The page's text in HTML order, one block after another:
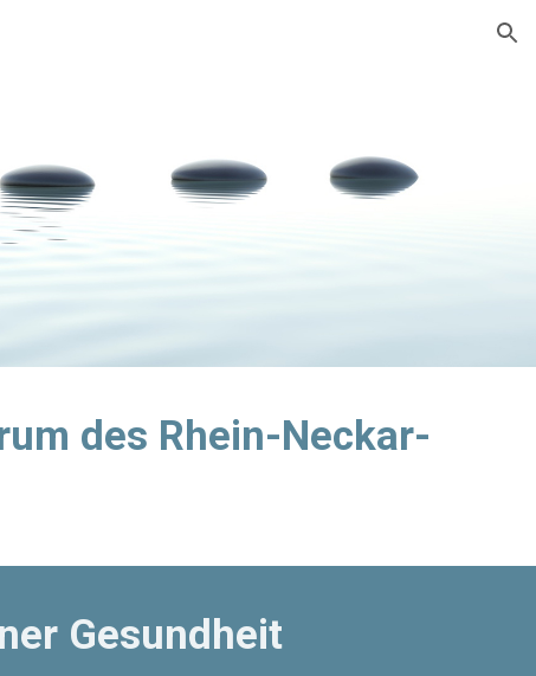
des Rhein-Neckar-
Gesundheit